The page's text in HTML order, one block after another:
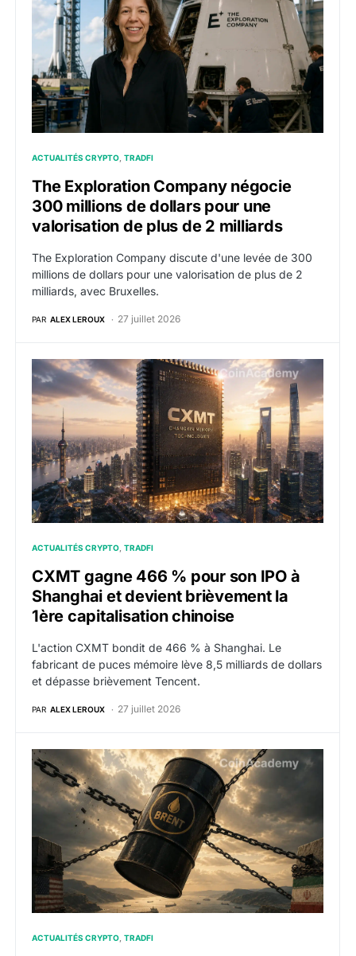
ACTUALITÉS CRYPTO TRADFI
The Exploration Company négocie
300 millions de dollars pour une
valorisation de plus de 2 milliards
The Exploration Company discute d'une levée de 300
millions de dollars pour une valorisation de plus de 2
milliards, avec Bruxelles.
PAR ALEX LEROUX 27 juillet 2026
CXMT gagne 466 % pour son IPO à Shanghai et
ACTUALITÉS CRYPTO TRADFI
CXMT gagne 466 % pour son IPO à
Shanghai et devient brièvement la
1ère capitalisation chinoise
L'action CXMT bondit de 466 % à Shanghai. Le
fabricant de puces mémoire lève 8,5 milliards de dollars
et dépasse brièvement Tencent.
PAR ALEX LEROUX 27 juillet 2026
Pétrole : le Brent chute de 8 % après la pause des
ACTUALITÉS CRYPTO TRADFI